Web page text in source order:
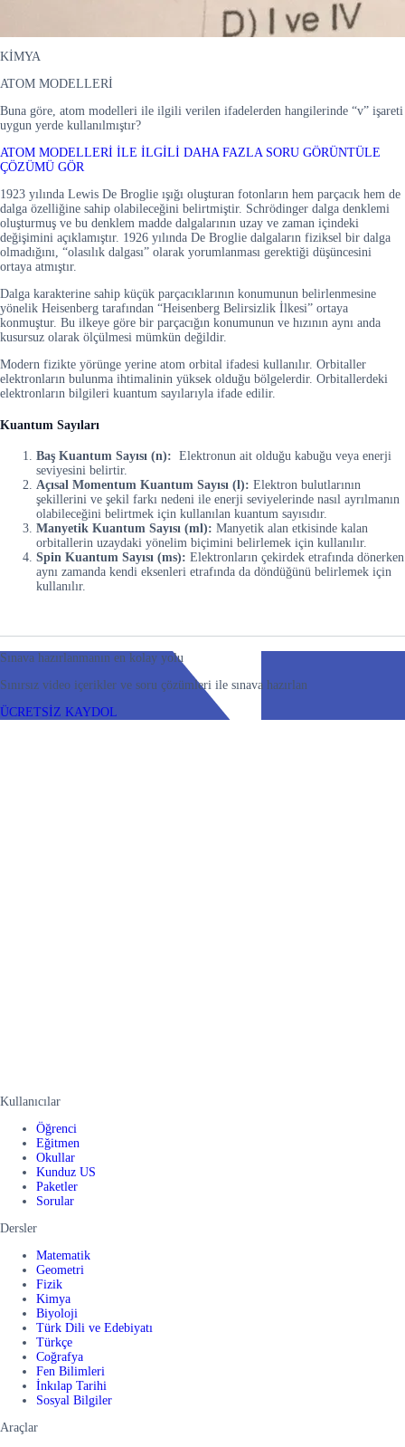
KİMYA
ATOM MODELLERİ
Buna göre, atom modelleri ile ilgili verilen ifadelerden hangilerinde “v” işareti
uygun yerde kullanılmıştır?
ATOM MODELLERİ İLE İLGİLİ DAHA FAZLA SORU GÖRÜNTÜLE
ÇÖZÜMÜ GÖR
1923 yılında Lewis De Broglie ışığı oluşturan fotonların hem parçacık hem de
dalga özelliğine sahip olabileceğini belirtmiştir. Schrödinger dalga denklemi
oluşturmuş ve bu denklem madde dalgalarının uzay ve zaman içindeki
değişimini açıklamıştır. 1926 yılında De Broglie dalgaların fiziksel bir dalga
olmadığını, “olasılık dalgası” olarak yorumlanması gerektiği düşüncesini
ortaya atmıştır.
Dalga karakterine sahip küçük parçacıklarının konumunun belirlenmesine
yönelik Heisenberg tarafından “Heisenberg Belirsizlik İlkesi” ortaya
konmuştur. Bu ilkeye göre bir parçacığın konumunun ve hızının aynı anda
kusursuz olarak ölçülmesi mümkün değildir.
Modern fizikte yörünge yerine atom orbital ifadesi kullanılır. Orbitaller
elektronların bulunma ihtimalinin yüksek olduğu bölgelerdir. Orbitallerdeki
elektronların bilgileri kuantum sayılarıyla ifade edilir.
Kuantum Sayıları
Baş Kuantum Sayısı (n): Elektronun ait olduğu kabuğu veya enerji
seviyesini belirtir.
Açısal Momentum Kuantum Sayısı (l): Elektron bulutlarının
şekillerini ve şekil farkı nedeni ile enerji seviyelerinde nasıl ayrılmanın
olabileceğini belirtmek için kullanılan kuantum sayısıdır.
Manyetik Kuantum Sayısı (ml): Manyetik alan etkisinde kalan
orbitallerin uzaydaki yönelim biçimini belirlemek için kullanılır.
Spin Kuantum Sayısı (ms): Elektronların çekirdek etrafında dönerken
aynı zamanda kendi eksenleri etrafında da döndüğünü belirlemek için
kullanılır.
Sınava hazırlanmanın en kolay yolu
Sınırsız video içerikler ve soru çözümleri ile sınava hazırlan
ÜCRETSİZ KAYDOL
Kullanıcılar
Öğrenci
Eğitmen
Okullar
Kunduz US
Paketler
Sorular
Dersler
Matematik
Geometri
Fizik
Kimya
Biyoloji
Türk Dili ve Edebiyatı
Türkçe
Coğrafya
Fen Bilimleri
İnkılap Tarihi
Sosyal Bilgiler
Araçlar